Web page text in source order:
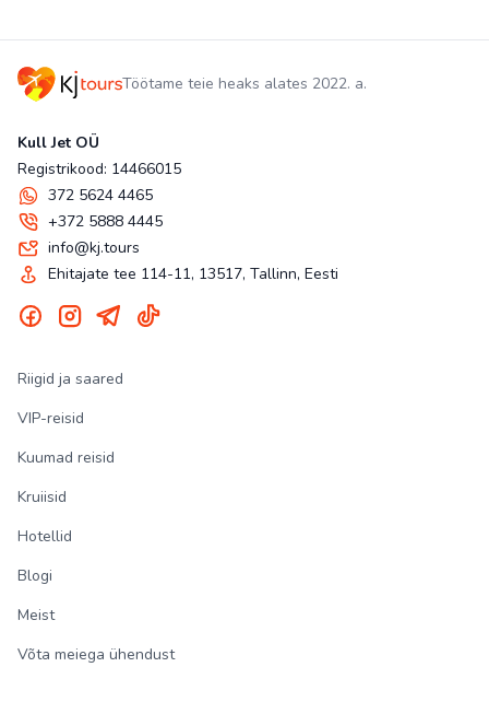
Töötame teie heaks alates 2022. a.
Kull Jet OÜ
Registrikood: 14466015
372 5624 4465
+372 5888 4445
info@kj.tours
Ehitajate tee 114-11, 13517, Tallinn, Eesti
Riigid ja saared
VIP-reisid
Kuumad reisid
Kruiisid
Hotellid
Blogi
Meist
Võta meiega ühendust